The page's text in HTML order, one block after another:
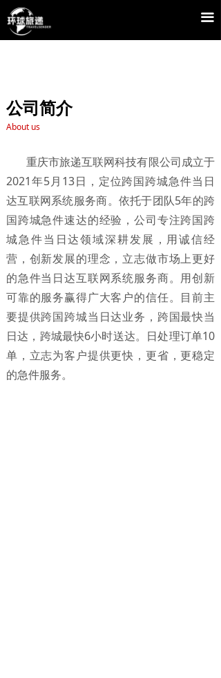
끀
公司简介
About us
重庆市旅递互联网科技有限公司成立于
2021年5月13日，定位跨国跨城急件当日
达互联网系统服务商。依托于团队5年的跨
国跨城急件速达的经验，公司专注跨国跨
城急件当日达领域深耕发展，用诚信经
营，创新发展的理念，立志做市场上更好
的急件当日达互联网系统服务商。用创新
可靠的服务赢得广大客户的信任。目前主
要提供跨国跨城当日达业务，跨国最快当
日达，跨城最快6小时送达。日处理订单10
单，立志为客户提供更快，更省，更稳定
的急件服务。